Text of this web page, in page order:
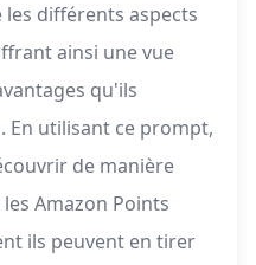
différents aspects
ainsi une vue
qu'ils
En utilisant ce prompt,
de manière
Amazon Points
ils peuvent en tirer